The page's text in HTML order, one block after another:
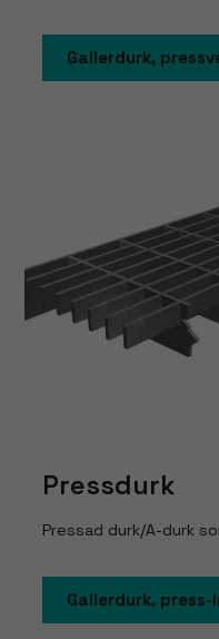
Gallerdurk,
Pressdurk
Pressad durk/A-durk
Gallerdurk, press-